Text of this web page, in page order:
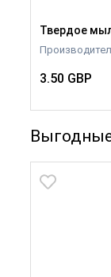
Твердое
3.50 GBP